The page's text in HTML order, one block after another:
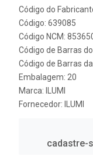
Código do
Código: 639085
Código NCM:
Código de Barras
Código de Barras
Embalagem: 20
Marca:
ILUMI
Fornecedor:
ILUMI
cadastre-